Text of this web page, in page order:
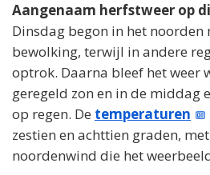
Aangenaam herfstweer op
Dinsdag begon in het noorden
bewolking, terwijl in andere
optrok. Daarna bleef het weer
geregeld zon en in de middag
op regen. De temperaturen
zestien en achttien graden,
noordenwind die het